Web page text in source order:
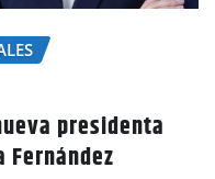
presidenta
Fernández